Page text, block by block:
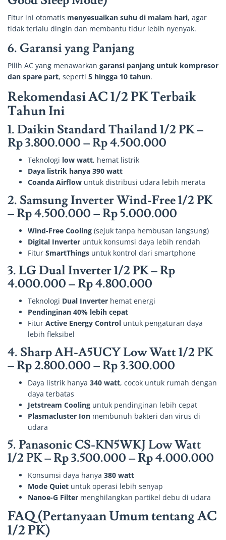
Fitur ini otomatis menyesuaikan suhu di malam hari, agar
tidak terlalu dingin dan membantu tidur lebih nyenyak.
6. Garansi yang Panjang
Pilih AC yang menawarkan garansi panjang untuk kompresor
dan spare part, seperti 5 hingga 10 tahun.
Rekomendasi AC 1/2 PK Terbaik
Tahun Ini
1.Daikin Standard Thailand 1/2 PK–
Rp 3.800.000 – Rp 4.500.000
Teknologi low watt, hemat listrik
Daya listrik hanya 390 watt
Coanda Airflow untuk distribusi udara lebih merata
2. Samsung Inverter Wind-Free 1/2 PK
–Rp 4.500.000 – Rp 5.000.000
Wind-Free Cooling (sejuk tanpa hembusan langsung)
Digital Inverter untuk konsumsi daya lebih rendah
Fitur SmartThings untuk kontrol dari smartphone
3.LG Dual Inverter 1/2 PK–Rp
4.000.000 – Rp 4.800.000
Teknologi Dual Inverter hemat energi
Pendinginan 40% lebih cepat
Fitur Active Energy Control untuk pengaturan daya
lebih fleksibel
4. Sharp AH-A5UCY Low Watt 1/2 PK
–Rp 2.800.000 – Rp 3.300.000
Daya listrik hanya 340 watt, cocok untuk rumah dengan
daya terbatas
Jetstream Cooling untuk pendinginan lebih cepat
Plasmacluster Ion membunuh bakteri dan virus di
udara
5.Panasonic CS-KN5WKJ Low Watt
1/2 PK–Rp 3.500.000 – Rp 4.000.000
Konsumsi daya hanya 380 watt
Mode Quiet untuk operasi lebih senyap
Nanoe-G Filter menghilangkan partikel debu di udara
FAQ (Pertanyaan Umum tentang AC
1/2 PK)